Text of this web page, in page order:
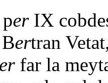
erIX
ertran
erfar la